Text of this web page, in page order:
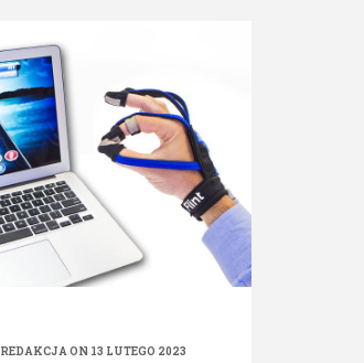
REDAKCJA ON 13 LUTEGO 2023